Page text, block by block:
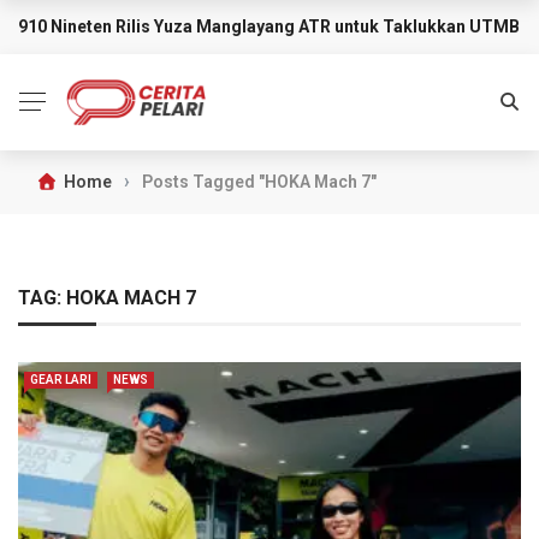
BREAKING NEWS
910 Nineten Rilis Yuza Manglayang ATR untuk Taklukkan UTMB
Home › Posts Tagged "HOKA Mach 7"
TAG: HOKA MACH 7
GEAR LARI NEWS